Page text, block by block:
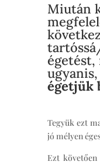
Miután
égetjük
Tegyük ezt
jó mélyen
Ezt követően